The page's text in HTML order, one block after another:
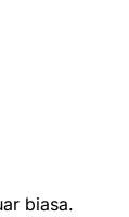
biasa.